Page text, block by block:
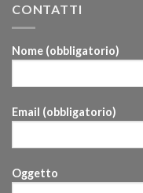
CONTATTI
Nome (obbligatorio)
Email (obbligatorio)
Oggetto